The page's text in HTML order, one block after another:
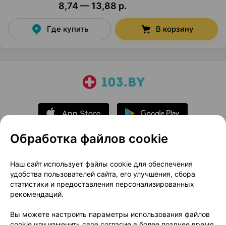
8,74 — 13,88 р.
Где купить В корзину
О проекте
Новости проекта
Размещение рекламы
Медицинский маркетинг
Публичный договор
Доставка
Способы оплаты
Вакансии Партнеры
Обработка файлов cookie
Наш сайт использует файлы cookie для обеспечения
удобства пользователей сайта, его улучшения, сбора
статистики и предоставления персонализированных
рекомендаций.
Вы можете настроить параметры использования файлов